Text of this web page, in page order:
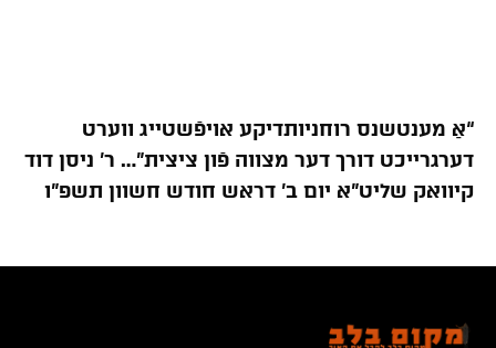
“אַ מענטשנס רוחניותדיקע אויפֿשטייג ווערט
דערגרייכט דורך דער מצווה פֿון ציצית”… ר’ ניסן דוד
קיוואק שליט”א יום ב’ דראש חודש חשוון תשפ”ו